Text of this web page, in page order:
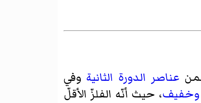
عناصر الدورة الثانيةوفي
وخفيف، حيث أنّه الفلزّ الأقلّ